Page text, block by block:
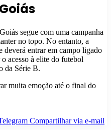
segue com uma campanha
no topo. No entanto, a
deverá entrar em campo ligado
acesso à elite do futebol
da Série B.
muita emoção até o final do
Compartilhar via e-mail